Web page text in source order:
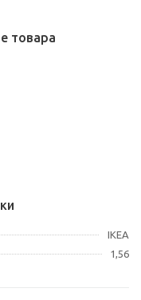
товара
IKEA
1,56